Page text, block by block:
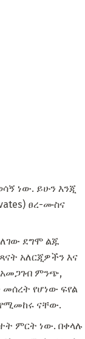
ነው. ይሁን እንጂ
ፀረ-ሙስና
ደግሞ ልጁ
አለርጂዎችን እና
አመጋገብ ምንጭ,
መሰረት የሆነው ፍየል
ናቸው.
ምርት ነው. በቀላሉ